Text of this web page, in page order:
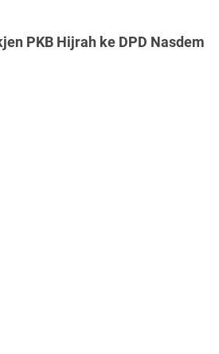
PKB Hijrah ke DPD Nasdem